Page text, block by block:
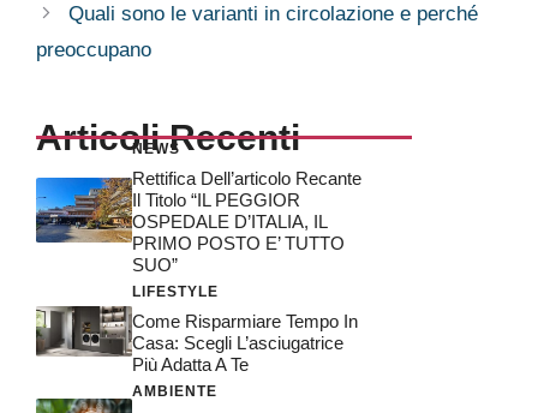
Quali sono le varianti in circolazione e perché
preoccupano
Articoli Recenti
NEWS
Rettifica Dell’articolo Recante
Il Titolo “IL PEGGIOR
OSPEDALE D’ITALIA, IL
PRIMO POSTO E’ TUTTO
SUO”
LIFESTYLE
Come Risparmiare Tempo In
Casa: Scegli L’asciugatrice
Più Adatta A Te
AMBIENTE